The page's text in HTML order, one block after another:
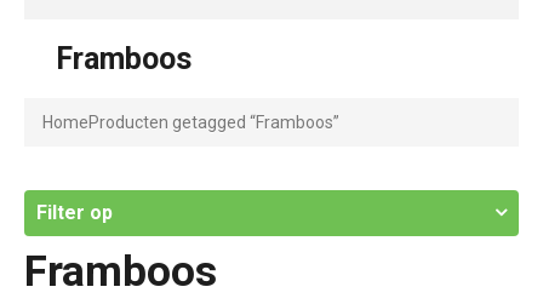
Framboos
HomeProducten getagged “Framboos”
Filter op
Framboos